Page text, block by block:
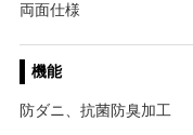
両面仕様
機能
防ダニ、抗菌防臭加工